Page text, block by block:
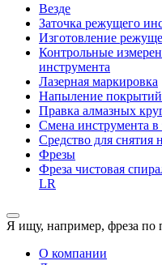
Везде
Заточка режущего
Изготовление
Контрольные
инструмента
Лазерная маркировка
Напыление
Правка алмазных
Смена инструмента в
Средство для снятия
Фрезы
Фреза чистовая
LR
Я ищу, например, фреза по
О компании